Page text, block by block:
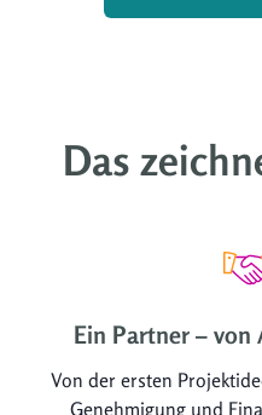
Das
Ein Partner – von
Von der ersten
Genehmigung und